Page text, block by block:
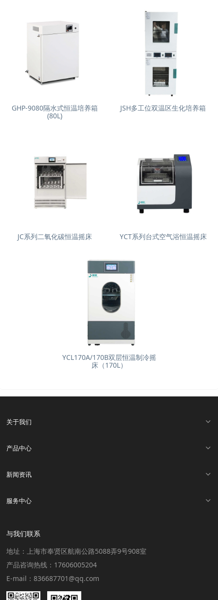
GHP-9080隔水式恒温培养箱
(80L)
JSH多工位双温区生化培养箱
JC系列二氧化碳恒温摇床 YCT系列台式空气浴恒温摇床
YCL170A/170B双层恒温制冷摇
床（170L）
关于我们
产品中心
新闻资讯
服务中心
与我们联系
地址：上海市奉贤区航南公路5088弄9号908室
产品咨询热线：17606005204
E-mail：836687701@qq.com